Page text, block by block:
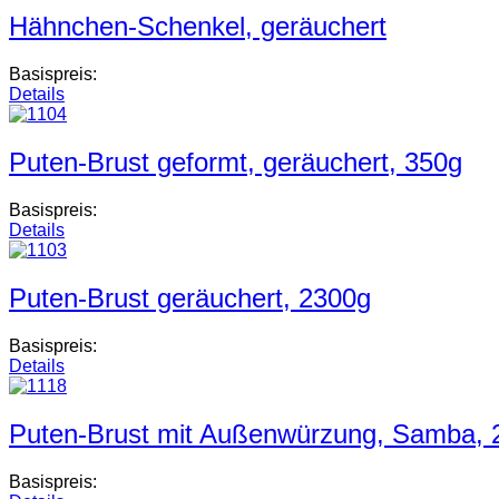
Hähnchen-Schenkel, geräuchert
Basispreis:
Details
Puten-Brust geformt, geräuchert, 350g
Basispreis:
Details
Puten-Brust geräuchert, 2300g
Basispreis:
Details
Puten-Brust mit Außenwürzung, Samba,
Basispreis: